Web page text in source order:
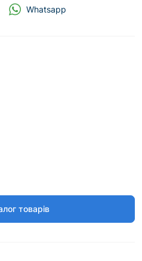
товарів
Whatsapp